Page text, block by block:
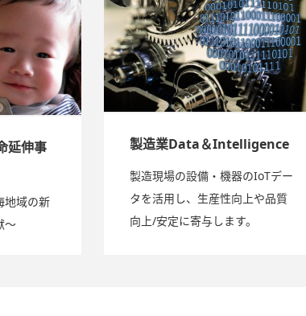
延伸事
地域の新
～
製造業Data＆Intelligence
製造現場の設備・機器のIoTデー
タを活用し、生産性向上や品質
向上/安定に寄与します。